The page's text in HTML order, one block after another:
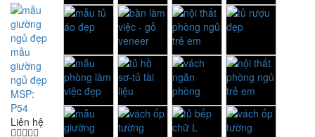
mẫu
giường
ngủ đẹp
MSP:
P54
Liên hệ